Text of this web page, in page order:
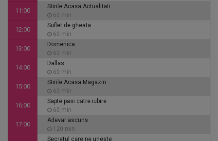
11:00
Stirile Acasa Actualitati
60 min
12:00
Suflet de gheata
60 min
13:00
Domenica
60 min
14:00
Dallas
60 min
15:00
Stirile Acasa Magazin
60 min
16:00
Sapte pasi catre iubire
60 min
17:00
Adevar ascuns
120 min
Secretul care ne uneste